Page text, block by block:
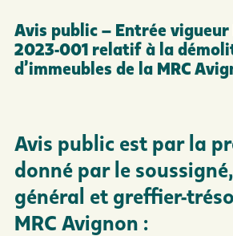
Avis public – Entrée vigueur
2023-001 relatif à la
d’immeubles de la MRC
Avis public est par la
donné par le
général et greffier-
MRC Avignon :